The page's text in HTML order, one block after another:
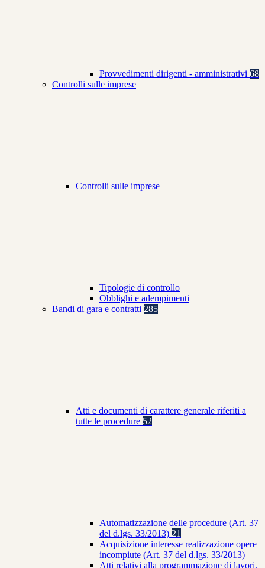
Provvedimenti dirigenti - amministrativi 68
Controlli sulle imprese
Controlli sulle imprese
Tipologie di controllo
Obblighi e adempimenti
Bandi di gara e contratti 285
Atti e documenti di carattere generale riferiti a
tutte le procedure 52
Automatizzazione delle procedure (Art. 37
del d.lgs. 33/2013) 21
Acquisizione interesse realizzazione opere
incompiute (Art. 37 del d.lgs. 33/2013)
Atti relativi alla programmazione di lavori,